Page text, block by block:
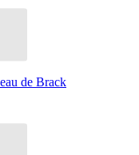
de Brack